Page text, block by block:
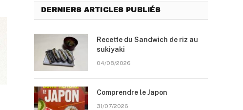
DERNIERS ARTICLES PUBLIÉS
Recette du Sandwich de riz au
sukiyaki
04/08/2026
Comprendre le Japon
31/07/2026